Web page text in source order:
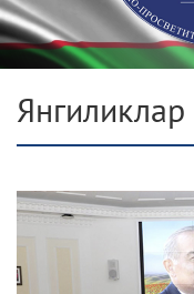
Янгиликлар